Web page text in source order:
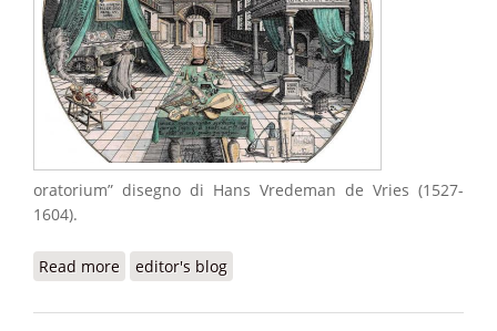
oratorium” disegno di Hans Vredeman de Vries (1527-
1604).
Read more about Lab-oratorium
editor's blog